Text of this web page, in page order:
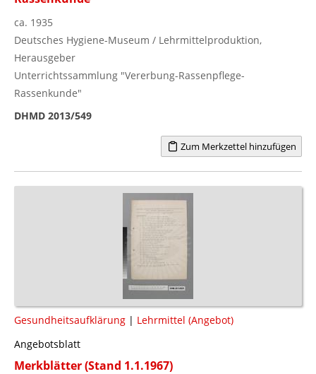
ca. 1935
Deutsches Hygiene-Museum / Lehrmittelproduktion,
Herausgeber
Unterrichtssammlung "Vererbung-Rassenpflege-
Rassenkunde"
DHMD 2013/549
Zum Merkzettel hinzufügen
Gesundheitsaufklärung | Lehrmittel (Angebot)
Angebotsblatt
Merkblätter (Stand 1.1.1967)